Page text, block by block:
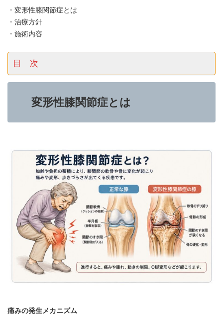
・変形性膝関節症とは
・治療方針
・施術内容
目 次
変形性膝関節症とは
痛みの発生メカニズム